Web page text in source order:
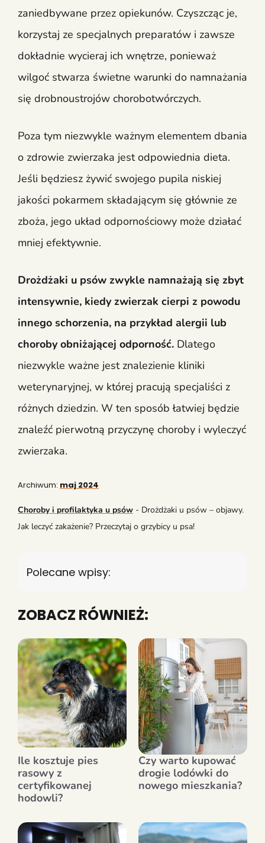
zaniedbywane przez opiekunów. Czyszcząc je,
korzystaj ze specjalnych preparatów i zawsze
dokładnie wycieraj ich wnętrze, ponieważ
wilgoć stwarza świetne warunki do namnażania
się drobnoustrojów chorobotwórczych.
Poza tym niezwykle ważnym elementem dbania
o zdrowie zwierzaka jest odpowiednia dieta.
Jeśli będziesz żywić swojego pupila niskiej
jakości pokarmem składającym się głównie ze
zboża, jego układ odpornościowy może działać
mniej efektywnie.
Drożdżaki u psów zwykle namnażają się zbyt
intensywnie, kiedy zwierzak cierpi z powodu
innego schorzenia, na przykład alergii lub
choroby obniżającej odporność. Dlatego
niezwykle ważne jest znalezienie kliniki
weterynaryjnej, w której pracują specjaliści z
różnych dziedzin. W ten sposób łatwiej będzie
znaleźć pierwotną przyczynę choroby i wyleczyć
zwierzaka.
Archiwum: maj 2024
Choroby i profilaktyka u psów - Drożdżaki u psów – objawy.
Jak leczyć zakażenie? Przeczytaj o grzybicy u psa!
Polecane wpisy:
ZOBACZ RÓWNIEŻ:
Ile kosztuje pies
rasowy z
certyfikowanej
hodowli?
Czy warto kupować
drogie lodówki do
nowego mieszkania?